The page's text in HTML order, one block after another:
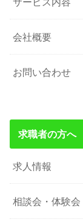
会社概要
お問い合わせ
求職者の方へ
求人情報
相談会・体験会